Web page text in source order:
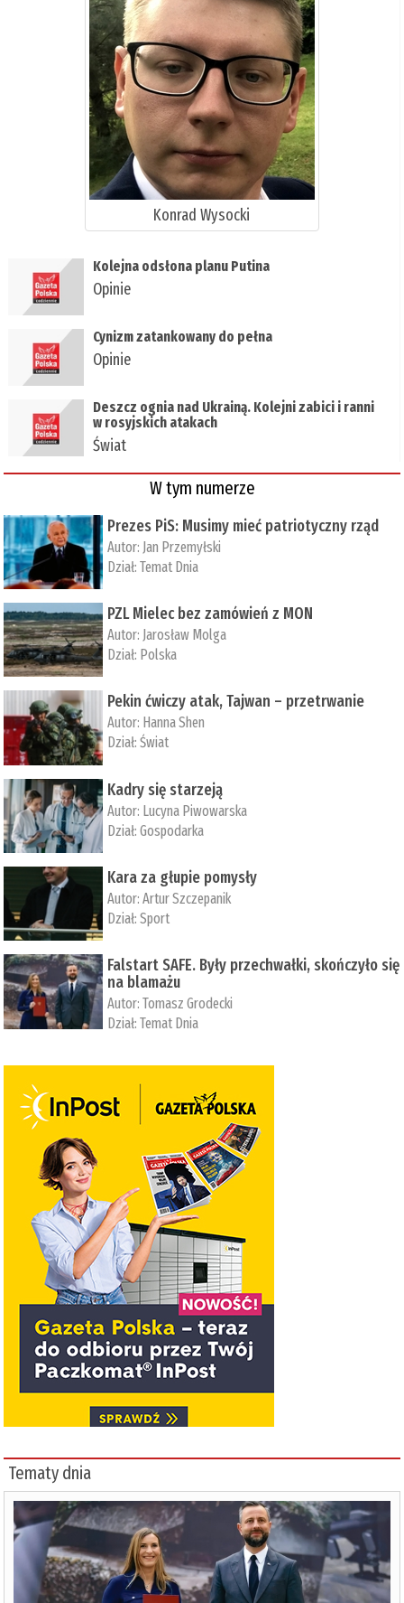
Konrad Wysocki
Kolejna odsłona planu Putina
Opinie
Cynizm zatankowany do pełna
Opinie
Deszcz ognia nad Ukrainą. Kolejni zabici i ranni
w rosyjskich atakach
Świat
W tym numerze
Prezes PiS: Musimy mieć patriotyczny rząd
Autor: Jan Przemyłski
Dział:Temat Dnia
PZL Mielec bez zamówień z MON
Autor: Jarosław Molga
Dział: Polska
Pekin ćwiczy atak, Tajwan – przetrwanie
Autor: ­Hanna Shen
Dział:Świat
Kadry się starzeją
Autor: Lucyna Piwowarska
Dział:Gospodarka
Kara za głupie pomysły
Autor:Artur Szczepanik
Dział:Sport
Falstart SAFE. Były przechwałki, skończyło się
na blamażu
Autor:Tomasz Grodecki
Dział:Temat Dnia
Tematy dnia